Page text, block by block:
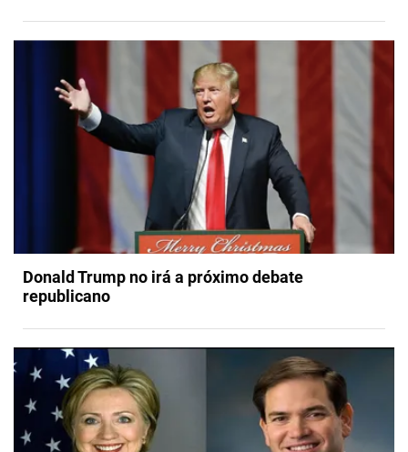
Donald Trump no irá a próximo debate
republicano